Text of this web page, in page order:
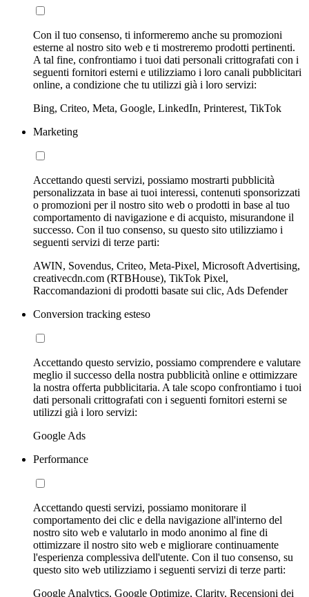
Con il tuo consenso, ti informeremo anche su promozioni
esterne al nostro sito web e ti mostreremo prodotti pertinenti.
A tal fine, confrontiamo i tuoi dati personali crittografati con i
seguenti fornitori esterni e utilizziamo i loro canali pubblicitari
online, a condizione che tu utilizzi già i loro servizi:
Bing, Criteo, Meta, Google, LinkedIn, Printerest, TikTok
Marketing
Accettando questi servizi, possiamo mostrarti pubblicità
personalizzata in base ai tuoi interessi, contenuti sponsorizzati
o promozioni per il nostro sito web o prodotti in base al tuo
comportamento di navigazione e di acquisto, misurandone il
successo. Con il tuo consenso, su questo sito utilizziamo i
seguenti servizi di terze parti:
AWIN, Sovendus, Criteo, Meta-Pixel, Microsoft Advertising,
creativecdn.com (RTBHouse), TikTok Pixel,
Raccomandazioni di prodotti basate sui clic, Ads Defender
Conversion tracking esteso
Accettando questo servizio, possiamo comprendere e valutare
meglio il successo della nostra pubblicità online e ottimizzare
la nostra offerta pubblicitaria. A tale scopo confrontiamo i tuoi
dati personali crittografati con i seguenti fornitori esterni se
utilizzi già i loro servizi:
Google Ads
Performance
Accettando questi servizi, possiamo monitorare il
comportamento dei clic e della navigazione all'interno del
nostro sito web e valutarlo in modo anonimo al fine di
ottimizzare il nostro sito web e migliorare continuamente
l'esperienza complessiva dell'utente. Con il tuo consenso, su
questo sito web utilizziamo i seguenti servizi di terze parti:
Google Analytics, Google Optimize, Clarity, Recensioni dei